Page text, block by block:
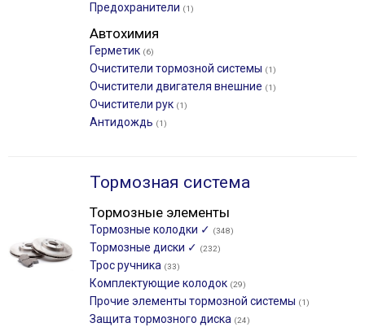
Предохранители (1)
Автохимия
Герметик (6)
Очистители тормозной системы (1)
Очистители двигателя внешние (1)
Очистители рук (1)
Антидождь (1)
Тормозная система
Тормозные элементы
Тормозные колодки ✓ (348)
Тормозные диски ✓ (232)
Трос ручника (33)
Комплектующие колодок (29)
Прочие элементы тормозной системы (1)
Защита тормозного диска (24)